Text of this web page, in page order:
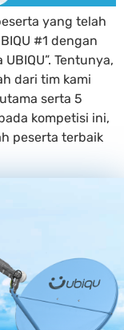
yang telah
#1 dengan
Tentunya,
dari tim kami
serta 5
kompetisi ini,
peserta terbaik